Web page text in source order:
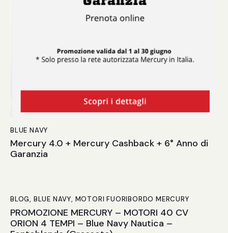
BLUE NAVY
Mercury 4.0 + Mercury Cashback + 6° Anno di
Garanzia
BLOG, BLUE NAVY, MOTORI FUORIBORDO MERCURY
PROMOZIONE MERCURY – MOTORI 40 CV
ORION 4 TEMPI – Blue Navy Nautica –